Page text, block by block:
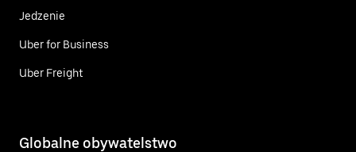
Jedzenie
Uber for Business
Uber Freight
Globalne obywatelstwo